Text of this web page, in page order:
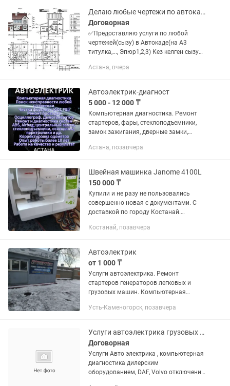
✅Машинная...
Делаю любые чертежи по автокаду
Договорная
✅Предоставляю услуги по любой
чертежей(сызу) в Автокаде(на А3
титулка,..., Эпюр1,2,3) Кез келген сызу
✅Инженерная графика
✅Машинная...
Астана, вчера
Автоэлектрик-диагност
5 000 - 12 000 ₸
Компьютерная диагностика. Ремонт
стартеров, фары, стеклоподъемники,
замок зажигания, дверные замки,
любой марки машин. Любой
замыканиям....
Астана, позавчера
Швейная машинка Janome 4100L
150 000 ₸
Купили и не разу не пользовались
совершенно новая с документами. С
доставкой по городу Костанай.
тысячи. 4100L не оставит
требовательного...
Костанай, позавчера
Автоэлектрик
от 1 000 ₸
Услуги автоэлектрика. Ремонт
стартеров генераторов легковых и
грузовых машин. Компьютерная
Усть-Каменогорск, позавчера
Услуги автоэлектрика грузовых машин
Договорная
Услуги Авто электрика , компьютерная
диагностика дилерским
оборудованием, DAF, Volvo отключения